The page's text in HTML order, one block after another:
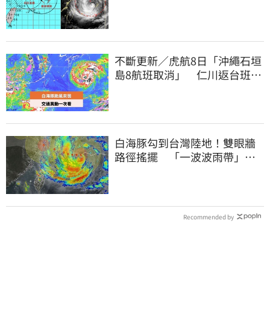
不斷更新／虎航8日「沖繩石垣
島8航班取消」 仁川返台班機
白海豚勾到台灣陸地！雙眼牆
路徑搖擺 「一波波雨帶」開
Recommended by